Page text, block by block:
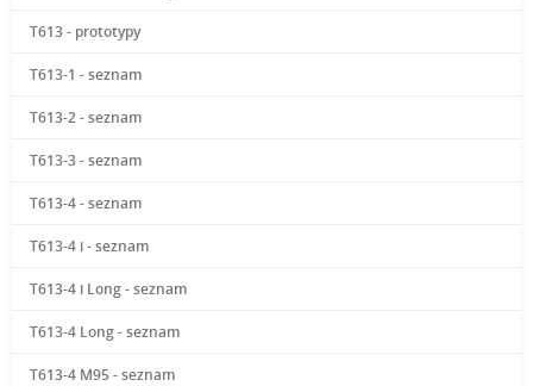
T613 - prototypy
T613-1 - seznam
T613-2 - seznam
T613-3 - seznam
T613-4 - seznam
T613-4 i - seznam
T613-4 i Long - seznam
T613-4 Long - seznam
T613-4 M95 - seznam